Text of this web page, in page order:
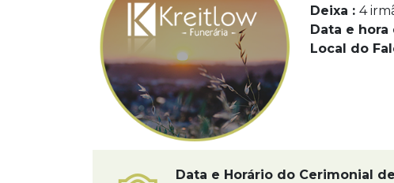
Deixa : 4
Data e
Local do
Data e Horário do Cerimonial